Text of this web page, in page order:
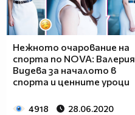
Нежното очарование на
спорта по NOVA: Валерия
Видева за началото в
спорта и ценните уроци
4918 28.06.2020